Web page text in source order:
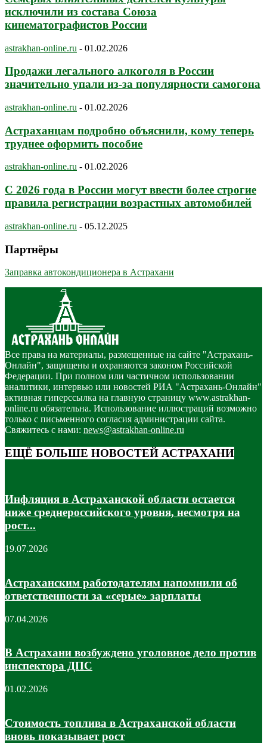
исключили из состава Союза
кинематографистов России
astrakhan-online.ru - 01.02.2026
Продажи легального алкоголя в России
значительно упали из-за популярности самогона
astrakhan-online.ru - 01.02.2026
Астраханцам подробно объяснили, кому теперь
труднее оформить пособие
astrakhan-online.ru - 01.02.2026
С 2026 года в России могут ввести более строгие
правила регистрации возрастных автомобилей
astrakhan-online.ru - 05.12.2025
Партнёры
Заправка автокондиционера в Астрахани
Все права на материалы, размещенные на сайте "Астрахань-
Онлайн", защищены и охраняются законом Российской
Федерации. При полном или частичном использовании
аналитики, интервью или новостей РИА "Астрахань-Онлайн"
активная гиперссылка на главную страницу www.astrakhan-
online.ru обязательна. Использование иллюстраций возможно
только с письменного согласия администрации сайта.
Свяжитесь с нами: news@astrakhan-online.ru
ЕЩЁ БОЛЬШЕ НОВОСТЕЙ АСТРАХАНИ
Инфляция в Астраханской области остается
ниже среднероссийского уровня, несмотря на
рост...
19.07.2026
Астраханским работодателям напомнили об
ответственности за «серые» зарплаты
07.04.2026
В Астрахани возбуждено уголовное дело против
инспектора ДПС
01.02.2026
Стоимость топлива в Астраханской области
вновь показывает рост